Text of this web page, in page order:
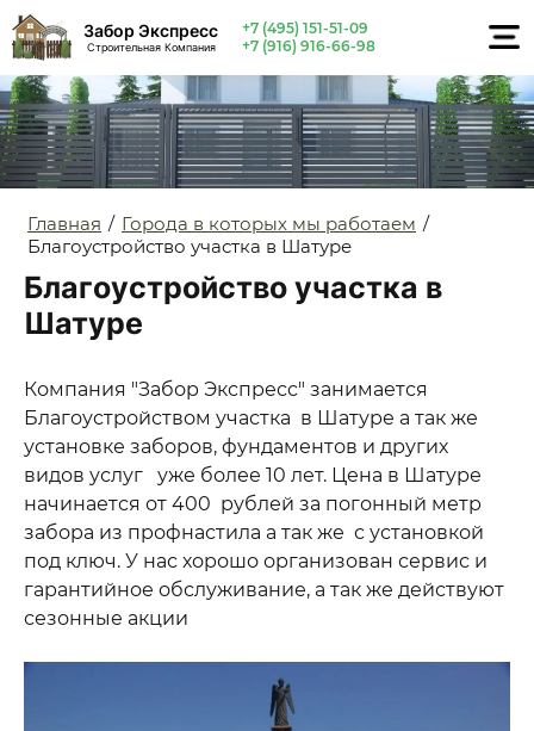
Забор Экспресс
Строительная Компания
+7 (495) 151-51-09
+7 (916) 916-66-98
Главная / Города в которых мы работаем /
Благоустройство участка в Шатуре
Благоустройство участка в
Шатуре
Компания "Забор Экспресс" занимается
Благоустройством участка в Шатуре а так же
установке заборов, фундаментов и других
видов услуг уже более 10 лет. Цена в Шатуре
начинается от 400 рублей за погонный метр
забора из профнастила а так же с установкой
под ключ. У нас хорошо организован сервис и
гарантийное обслуживание, а так же действуют
сезонные акции